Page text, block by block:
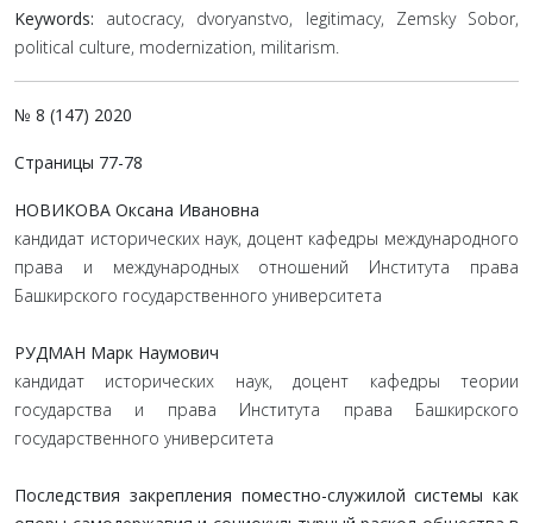
Keywords: autocracy, dvoryanstvo, legitimacy, Zemsky Sobor,
political culture, modernization, militarism.
№ 8 (147) 2020
Страницы 77-78
НОВИКОВА Оксана Ивановна
кандидат исторических наук, доцент кафедры международного
права и международных отношений Института права
Башкирского государственного университета
РУДМАН Марк Наумович
кандидат исторических наук, доцент кафедры теории
государства и права Института права Башкирского
государственного университета
Последствия закрепления поместно-служилой системы как